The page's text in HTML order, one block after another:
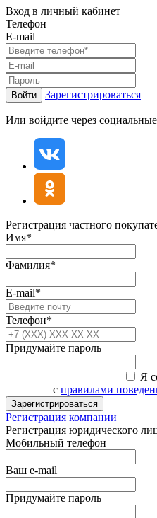
Вход в личный кабинет
Телефон
E-mail
Войти Зарегистрироваться
Или войдите через
Регистрация частного
Имя*
Фамилия*
E-mail*
Телефон*
Придумайте пароль
Я
с правилами
Зарегистрироваться
Регистрация компании
Регистрация юридического
Мобильный телефон
Ваш e-mail
Придумайте пароль